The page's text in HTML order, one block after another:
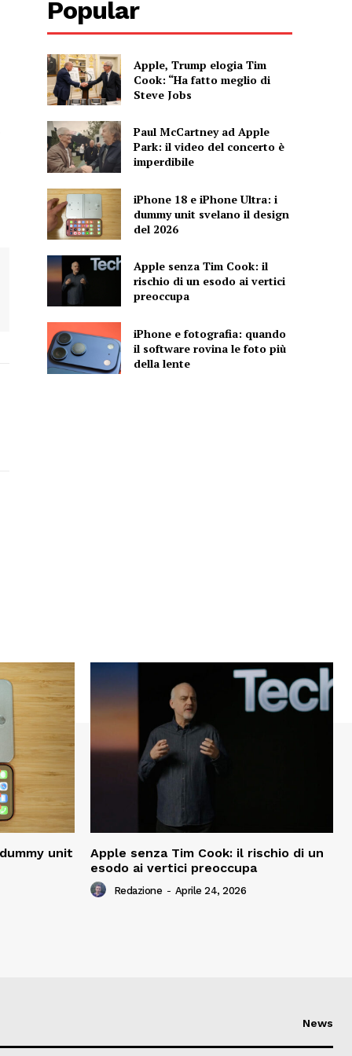
Popular
Apple, Trump elogia Tim
Cook: “Ha fatto meglio di
Steve Jobs
Paul McCartney ad Apple
Park: il video del concerto è
imperdibile
iPhone 18 e iPhone Ultra: i
dummy unit svelano il design
del 2026
Apple senza Tim Cook: il
rischio di un esodo ai vertici
preoccupa
iPhone e fotografia: quando
il software rovina le foto più
della lente
unit
Apple senza Tim Cook: il rischio di un
esodo ai vertici preoccupa
Redazione - Aprile 24, 2026
News